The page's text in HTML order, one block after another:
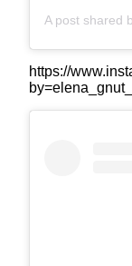
A post shared
https://